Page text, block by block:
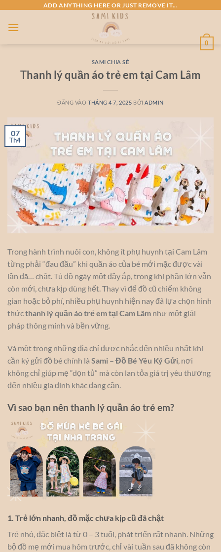
nội
dung
ADD ANYTHING HERE OR JUST REMOVE IT...
0
SAMI CHIA SẺ
Thanh lý quần áo trẻ em tại Cam Lâm
ĐĂNG VÀO THÁNG 4 7, 2025 BỞI ADMIN
07
Th4
Trong hành trình nuôi con, không ít phụ huynh tại Cam Lâm
từng phải “đau đầu” khi quần áo của bé mới mặc được vài
lần đã… chật. Tủ đồ ngày một đầy ắp, trong khi phần lớn vẫn
còn mới, chưa kịp dùng hết. Thay vì để đồ cũ chiếm không
gian hoặc bỏ phí, nhiều phụ huynh hiện nay đã lựa chọn hình
thứcthanh lý quần áo trẻ em tại Cam Lâm như một giải
pháp thông minh và bền vững.
Và một trong những địa chỉ được nhắc đến nhiều nhất khi
cần ký gửi đồ bé chính là Sami – Đồ Bé Yêu Ký Gửi, nơi
không chỉ giúp mẹ “dọn tủ” mà còn lan tỏa giá trị yêu thương
đến nhiều gia đình khác đang cần.
Vì sao bạn nên thanh lý quần áo trẻ em?
1. Trẻ lớn nhanh, đồ mặc chưa kịp cũ đã chật
Trẻ nhỏ, đặc biệt là từ 0 – 3 tuổi, phát triển rất nhanh. Những
bộ đồ mẹ mới mua hôm trước, chỉ vài tuần sau đã không còn